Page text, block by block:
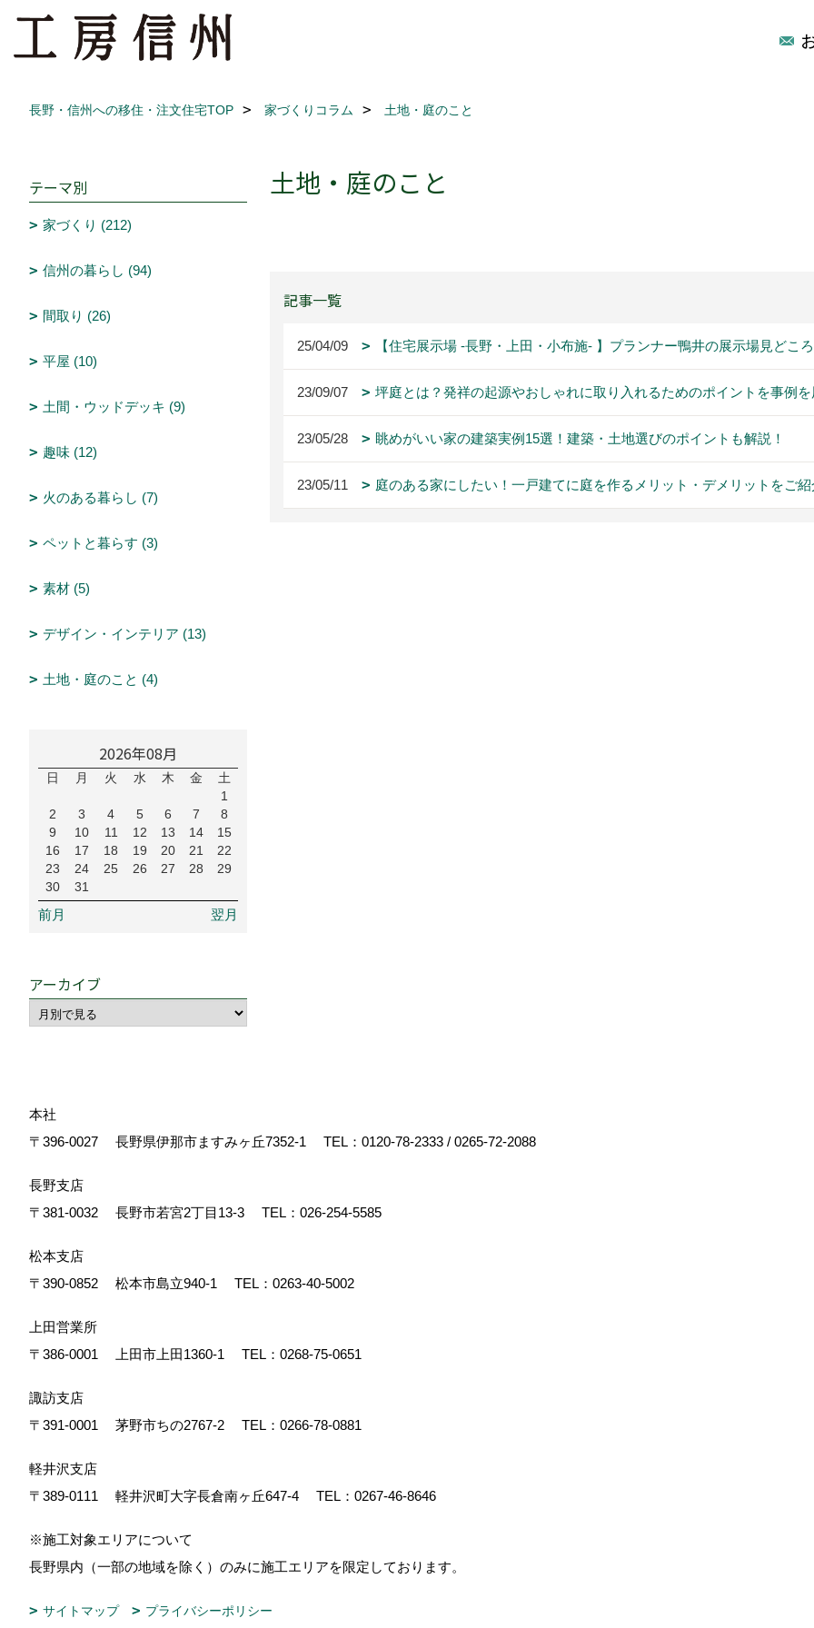
長野・信州への移住・注文住宅TOP 家づくりコラム 土地・庭のこと
土地・庭のこと
記事一覧
25/04/09 【住宅展示場 -長野・上田・小布施- 】プランナー鴨井の展示場見どこ
23/09/07 坪庭とは？発祥の起源やおしゃれに取り入れるためのポイントを事例
23/05/28 眺めがいい家の建築実例15選！建築・土地選びのポイントも解説！
23/05/11 庭のある家にしたい！一戸建てに庭を作るメリット・デメリットをご
テーマ別
家づくり (212)
信州の暮らし (94)
間取り (26)
平屋 (10)
土間・ウッドデッキ (9)
趣味 (12)
火のある暮らし (7)
ペットと暮らす (3)
素材 (5)
デザイン・インテリア (13)
土地・庭のこと (4)
2026年08月
日 月 火 水 木 金
土
1
2
3 4 5 6 7
8
9
10 11 12 13 14
15
16
17 18 19 20 21
22
23
24 25 26 27 28
29
30
31
前月 翌月
アーカイブ
本社
〒396-0027
長野県伊那市ますみヶ丘7352-1 TEL： 0120-78-2333 / 0265-72-2088
長野支店
〒381-0032
長野市若宮2丁目13-3 TEL： 026-254-5585
松本支店
〒390-0852
松本市島立940-1 TEL： 0263-40-5002
上田営業所
〒386-0001
上田市上田1360-1 TEL： 0268-75-0651
諏訪支店
〒391-0001
茅野市ちの2767-2 TEL： 0266-78-0881
軽井沢支店
〒389-0111
軽井沢町大字長倉南ヶ丘647-4 TEL： 0267-46-8646
※施工対象エリアについて
長野県内（一部の地域を除く）のみに施工エリアを限定しております。
サイトマップ プライバシーポリシー